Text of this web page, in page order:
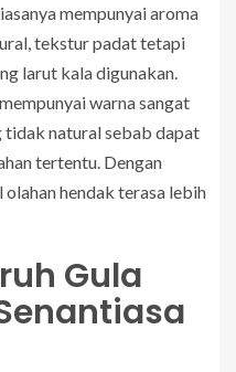
mempunyai aroma
tekstur padat tetapi
larut kala digunakan.
warna sangat
tidak natural sebab dapat
tertentu. Dengan
hendak terasa lebih
Gula